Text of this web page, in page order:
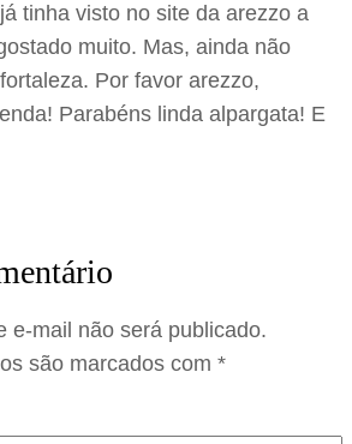
tinha visto no site da arezzo a
muito. Mas, ainda não
Por favor arezzo,
Parabéns linda alpargata! E
e-mail não será publicado.
são marcados com *